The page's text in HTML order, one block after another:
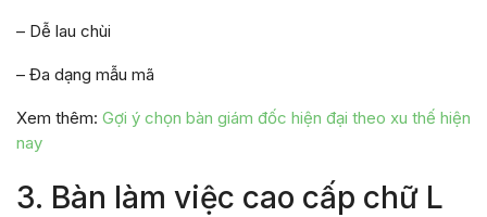
– Dễ lau chùi
– Đa dạng mẫu mã
Xem thêm: Gợi ý chọn bàn giám đốc hiện đại theo xu thế hiện
nay
3. Bàn làm việc cao cấp chữ L